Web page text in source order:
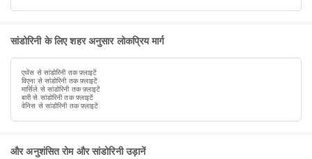
सांडोरिनी के लिए शहर अनुसार लोकप्रिय मार्ग
एथेंस से सांडोरिनी तक फ़्लाइटें
विएना से सांडोरिनी तक फ़्लाइटें
मार्सिले से सांडोरिनी तक फ़्लाइटें
बारी से सांडोरिनी तक फ़्लाइटें
वेनिस से सांडोरिनी तक फ़्लाइटें
और अनुशंसित रोम और सांडोरिनी उड़ानें